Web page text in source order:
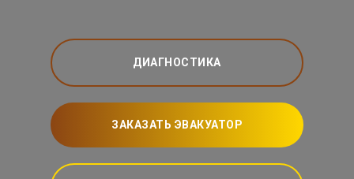
ДИАГНОСТИКА
ЗАКАЗАТЬ ЭВАКУАТОР